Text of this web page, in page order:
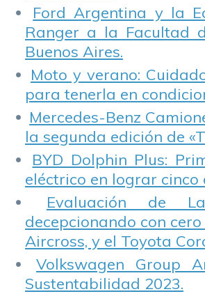
Ford Argentina y la
Ranger a la Facultad
Buenos Aires.
Moto y verano:
para tenerla en
Mercedes-Benz
la segunda edición de
BYD Dolphin Plus:
eléctrico en lograr cinco
Evaluación de
decepcionando con
Aircross, y el Toyota
Volkswagen Group
Sustentabilidad 2023.